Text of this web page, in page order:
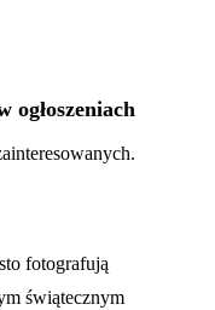
ogłoszeniach
fotografują
świątecznym